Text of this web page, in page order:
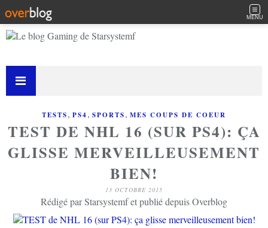
MENU
TESTS, PS4, SPORTS, MES COUPS DE COEUR
TEST DE NHL 16 (SUR PS4): ÇA
GLISSE MERVEILLEUSEMENT
BIEN!
13 OCTOBRE 2015
Rédigé par Starsystemf et publié depuis Overblog